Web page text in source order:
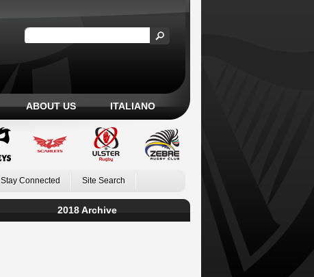
ABOUT US ITALIANO
Stay Connected Site Search
2018 Archive